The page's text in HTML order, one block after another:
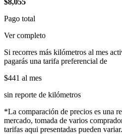
Pago total
Ver completo
Si recorres más kilómetros al mes
pagarás una tarifa preferencial de
$441 al mes
sin reporte de kilómetros
*La comparación de precios es una
mercado, tomada de varios
tarifas aqui presentadas pueden variar.